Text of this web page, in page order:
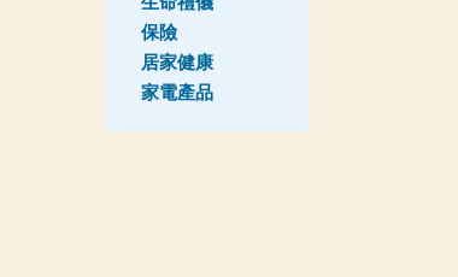
保險
居家健康
家電產品